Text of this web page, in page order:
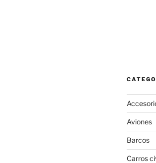
Aviones
Barcos
Carros